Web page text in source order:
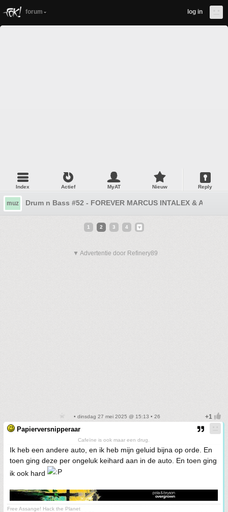
forum log in
Index Actief MyAT Nieuw Reply
muz Drum n Bass #52 - FOREVER MARCUS INTALEX & APEX..
1 2 3 4
▼ Advertentie door Refinery89
• dinsdag 27 mei 2025 @ 15:13 • 26
Papierversnipperaar
Cafeïne is ook maar een drug.
Ik heb een andere auto, en ik heb mijn geluid bijna op orde. En
toen ging deze per ongeluk keihard aan in de auto. En toen ging
ik ook hard
Free Assange! Hack the Planet